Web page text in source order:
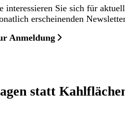
interessieren Sie sich für
erscheinenden
Anmeldung
statt